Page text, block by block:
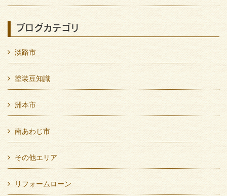
ブログカテゴリ
淡路市
塗装豆知識
洲本市
南あわじ市
その他エリア
リフォームローン